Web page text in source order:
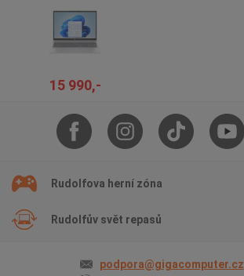
15 990,-
Rudolfova herní zóna
Rudolfův svět repasů
podpora@gigacomputer.cz